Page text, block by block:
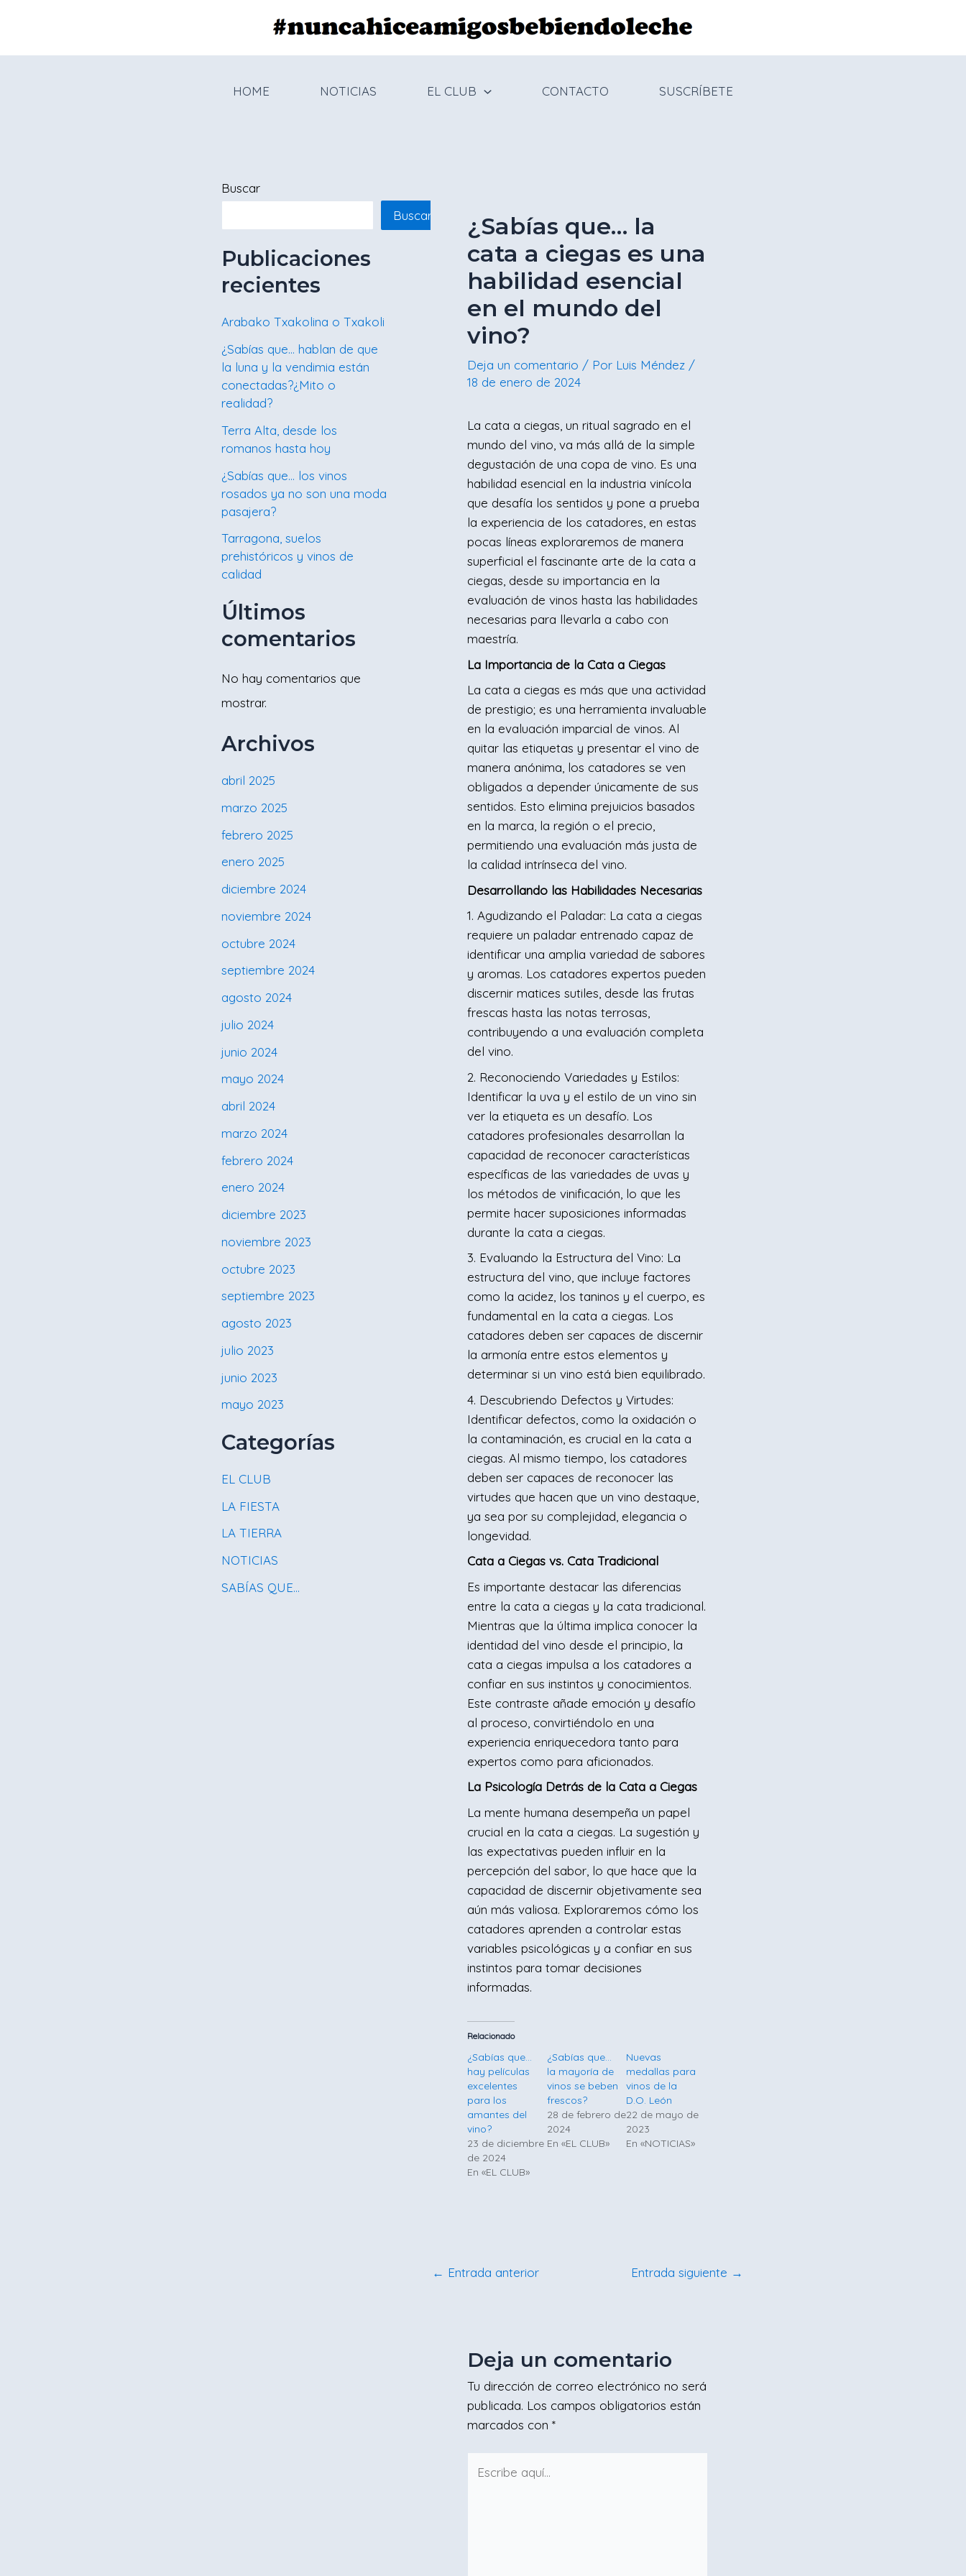
HOME NOTICIAS EL CLUB CONTACTO SUSCRÍBETE
Buscar
Buscar
Publicaciones
recientes
Arabako Txakolina o Txakoli
¿Sabías que… hablan de que
la luna y la vendimia están
conectadas?¿Mito o
realidad?
Terra Alta, desde los
romanos hasta hoy
¿Sabías que… los vinos
rosados ya no son una moda
pasajera?
Tarragona, suelos
prehistóricos y vinos de
calidad
Últimos
comentarios
No hay comentarios que
mostrar.
Archivos
abril 2025
marzo 2025
febrero 2025
enero 2025
diciembre 2024
noviembre 2024
octubre 2024
septiembre 2024
agosto 2024
julio 2024
junio 2024
mayo 2024
abril 2024
marzo 2024
febrero 2024
enero 2024
diciembre 2023
noviembre 2023
octubre 2023
septiembre 2023
agosto 2023
julio 2023
junio 2023
mayo 2023
Categorías
EL CLUB
LA FIESTA
LA TIERRA
NOTICIAS
SABÍAS QUE…
¿Sabías que… la
cata a ciegas es una
habilidad esencial
en el mundo del
vino?
Deja un comentario / Por Luis Méndez /
18 de enero de 2024
La cata a ciegas, un ritual sagrado en el
mundo del vino, va más allá de la simple
degustación de una copa de vino. Es una
habilidad esencial en la industria vinícola
que desafía los sentidos y pone a prueba
la experiencia de los catadores, en estas
pocas líneas exploraremos de manera
superficial el fascinante arte de la cata a
ciegas, desde su importancia en la
evaluación de vinos hasta las habilidades
necesarias para llevarla a cabo con
maestría.
La Importancia de la Cata a Ciegas
La cata a ciegas es más que una actividad
de prestigio; es una herramienta invaluable
en la evaluación imparcial de vinos. Al
quitar las etiquetas y presentar el vino de
manera anónima, los catadores se ven
obligados a depender únicamente de sus
sentidos. Esto elimina prejuicios basados
en la marca, la región o el precio,
permitiendo una evaluación más justa de
la calidad intrínseca del vino.
Desarrollando las Habilidades Necesarias
1. Agudizando el Paladar: La cata a ciegas
requiere un paladar entrenado capaz de
identificar una amplia variedad de sabores
y aromas. Los catadores expertos pueden
discernir matices sutiles, desde las frutas
frescas hasta las notas terrosas,
contribuyendo a una evaluación completa
del vino.
2. Reconociendo Variedades y Estilos:
Identificar la uva y el estilo de un vino sin
ver la etiqueta es un desafío. Los
catadores profesionales desarrollan la
capacidad de reconocer características
específicas de las variedades de uvas y
los métodos de vinificación, lo que les
permite hacer suposiciones informadas
durante la cata a ciegas.
3. Evaluando la Estructura del Vino: La
estructura del vino, que incluye factores
como la acidez, los taninos y el cuerpo, es
fundamental en la cata a ciegas. Los
catadores deben ser capaces de discernir
la armonía entre estos elementos y
determinar si un vino está bien equilibrado.
4. Descubriendo Defectos y Virtudes:
Identificar defectos, como la oxidación o
la contaminación, es crucial en la cata a
ciegas. Al mismo tiempo, los catadores
deben ser capaces de reconocer las
virtudes que hacen que un vino destaque,
ya sea por su complejidad, elegancia o
longevidad.
Cata a Ciegas vs. Cata Tradicional
Es importante destacar las diferencias
entre la cata a ciegas y la cata tradicional.
Mientras que la última implica conocer la
identidad del vino desde el principio, la
cata a ciegas impulsa a los catadores a
confiar en sus instintos y conocimientos.
Este contraste añade emoción y desafío
al proceso, convirtiéndolo en una
experiencia enriquecedora tanto para
expertos como para aficionados.
La Psicología Detrás de la Cata a Ciegas
La mente humana desempeña un papel
crucial en la cata a ciegas. La sugestión y
las expectativas pueden influir en la
percepción del sabor, lo que hace que la
capacidad de discernir objetivamente sea
aún más valiosa. Exploraremos cómo los
catadores aprenden a controlar estas
variables psicológicas y a confiar en sus
instintos para tomar decisiones
informadas.
Relacionado
¿Sabías que…
hay películas
excelentes
para los
amantes del
vino?
23 de diciembre
de 2024
En «EL CLUB»
¿Sabías que…
la mayoría de
vinos se beben
frescos?
28 de febrero de
2024
En «EL CLUB»
Nuevas
medallas para
vinos de la
D.O. León
22 de mayo de
2023
En «NOTICIAS»
de
← Entrada anterior Entrada siguiente →
Deja un comentario
Tu dirección de correo electrónico no será
publicada. Los campos obligatorios están
marcados con*
aquí...